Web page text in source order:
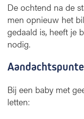
De ochtend na de
men opnieuw het
gedaald is, heeft je
nodig.
Bij een baby met
letten: